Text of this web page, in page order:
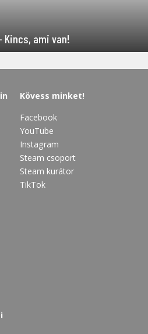
Kincs, ami van!
Kövess minket!
Facebook
YouTube
Instagram
Steam csoport
Steam kurátor
TikTok